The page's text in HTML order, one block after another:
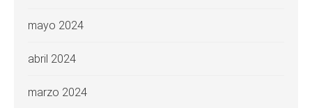
mayo 2024
abril 2024
marzo 2024